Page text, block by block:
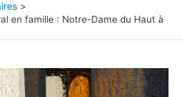
Menu
en famille : Notre-Dame du Haut à